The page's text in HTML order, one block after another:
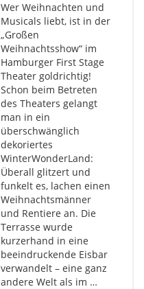
Wer Weihnachten und
Musicals liebt, ist in der
„Großen
Weihnachtsshow“ im
Hamburger First Stage
Theater goldrichtig!
Schon beim Betreten
des Theaters gelangt
man in ein
überschwänglich
dekoriertes
WinterWonderLand:
Überall glitzert und
funkelt es, lachen einen
Weihnachtsmänner
und Rentiere an. Die
Terrasse wurde
kurzerhand in eine
beeindruckende Eisbar
verwandelt – eine ganz
andere Welt als im …